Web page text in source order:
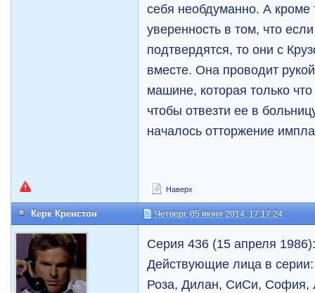
себя необдуманно. А
уверенность в том, что
подтвердятся, то они с
вместе. Она проводит
машине, которая только
чтобы отвезти ее в
началось отторжение
Наверх
Керк Кренстон Четверг, 05 июня 2014, 17:17:24
Серия 436 (15 апреля
Действующие лица в
Роза, Дилан, СиСи, София,